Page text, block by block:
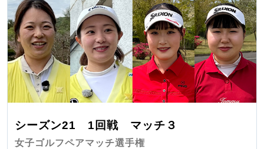
シーズン21 1回戦 マッチ３
女子ゴルフペアマッチ選手権